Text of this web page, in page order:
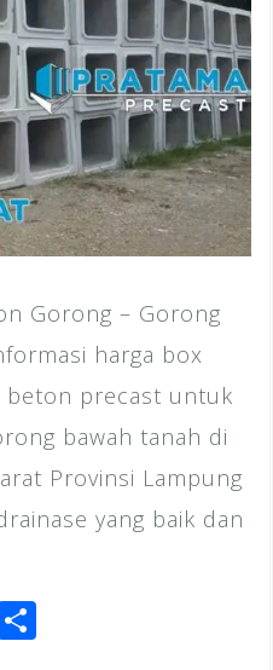
Gorong – Gorong
harga box
beton precast untuk
bawah tanah di
Provinsi Lampung
yang baik dan